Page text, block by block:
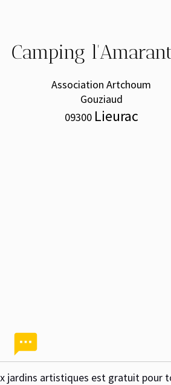
Camping l'Amaranthe
Association Artchoum
Gouziaud
09300Lieurac
artistiques est gratuit pour tous